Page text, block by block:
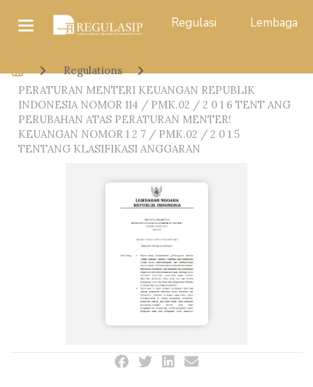
Regulasi Lembaga
Regulations
PERATURAN MENTERI KEUANGAN REPUBLIK
INDONESIA NOMOR 114 / PMK.02 / 2 0 1 6 TENT ANG
PERUBAHAN ATAS PERATURAN MENTER!
KEUANGAN NOMOR 1 2 7 / PMK.02 / 2 0 1 5
TENTANG KLASIFIKASI ANGGARAN